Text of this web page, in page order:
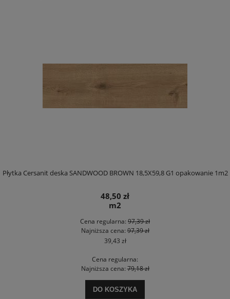
Płytka Cersanit deska SANDWOOD BROWN 18,5X59,8 G1 opakowanie 1m2
48,50 zł
m2
Cena regularna: 97,39 zł
Najniższa cena:97,39 zł
39,43 zł
Cena regularna:
Najniższa cena:79,18 zł
DO KOSZYKA